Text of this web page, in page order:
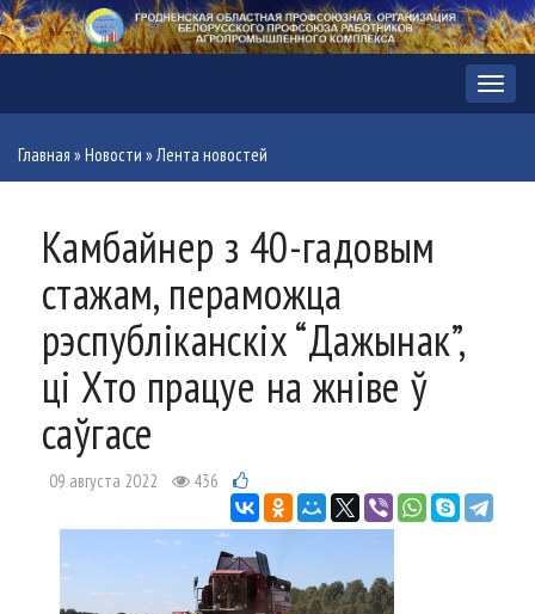
Меню
Главная »Новости »Лента новостей
Камбайнер з 40-гадовым
стажам, пераможца
рэспубліканскіх “Дажынак”,
ці Хто працуе на жніве ў
саўгасе
09 августа 2022 436